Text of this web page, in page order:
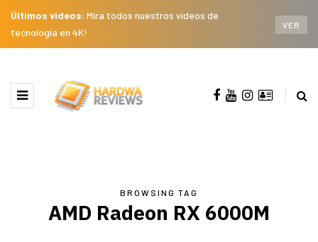
Últimos videos: Mira todos nuestros videos de
tecnología en 4K!
VER
BROWSING TAG
AMD Radeon RX 6000M